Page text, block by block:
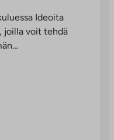
Ideoita
joilla voit tehdä